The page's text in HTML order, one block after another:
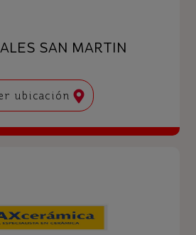
SAN MARTIN
ubicación